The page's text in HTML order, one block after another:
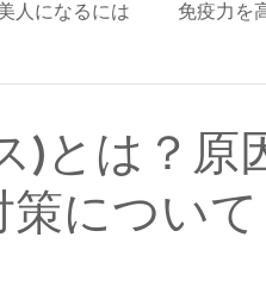
人になるには 免疫力を
生理不順 髪トラブ
)とは？原
について